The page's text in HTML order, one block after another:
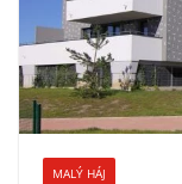
MALÝ HÁJ